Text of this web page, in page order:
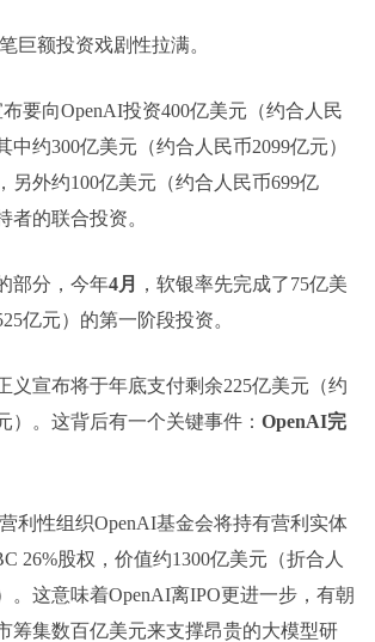
巨额投资戏剧性拉满。
要向OpenAI投资400亿美元（约合人民
中约300亿美元（约合人民币2099亿元）
另外约100亿美元（约合人民币699亿
者的联合投资。
部分，今年4月
，软银率先完成了75亿美
亿元）的第一阶段投资。
义宣布将于年底支付剩余225亿美元（约
）。这背后有一个关键事件： OpenAI完
利性组织OpenAI基金会将持有营利实体
26%股权，价值约1300亿美元（折合人
。这意味着OpenAI离IPO更进一步，有朝
筹集数百亿美元来支撑昂贵的大模型研